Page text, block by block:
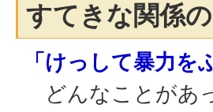
すてきな関係
「けっして暴力を
どんなことがあ